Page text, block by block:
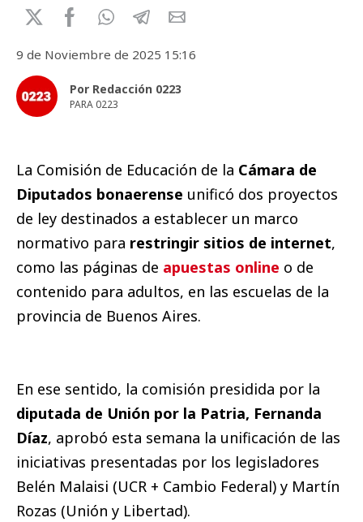
9 de Noviembre de 2025 15:16
Por Redacción 0223
PARA 0223
La Comisión de Educación de la Cámara de
Diputados bonaerense unificó dos proyectos
de ley destinados a establecer un marco
normativo para restringir sitios de internet,
como las páginas de apuestas online o de
contenido para adultos, en las escuelas de la
provincia de Buenos Aires.
En ese sentido, la comisión presidida por la
diputada de Unión por la Patria, Fernanda
Díaz, aprobó esta semana la unificación de las
iniciativas presentadas por los legisladores
Belén Malaisi (UCR + Cambio Federal) y Martín
Rozas (Unión y Libertad).